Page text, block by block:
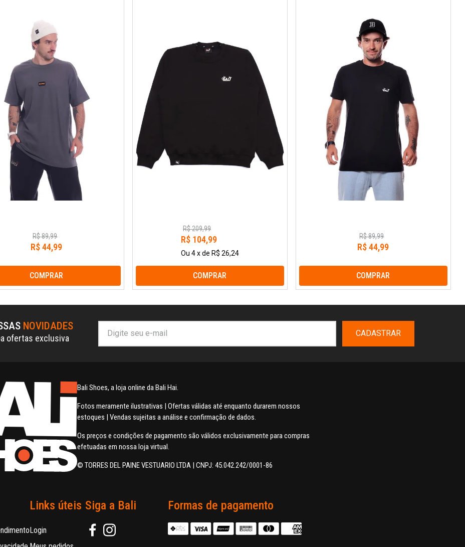
R$89,99
R$ 44,99
COMPRAR
R$209,99
R$ 104,99
Ou 4xde R$ 26,24
COMPRAR
R$89,99
R$ 44,99
COMPRAR
NOVIDADES
ofertas exclusiva CADASTRAR
Bali Shoes, a loja online da Bali Hai.
Fotos meramente ilustrativas | Ofertas válidas até enquanto durarem nossos
estoques | Vendas sujeitas a análise e confirmação de dados.
Os preços e condições de pagamento são válidos exclusivamente para compras
efetuadas em nossa loja virtual.
© TORRES DEL PAINE VESTUARIO LTDA | CNPJ: 45.042.242/0001-86
Links úteis
Login
Siga a Bali Formas de pagamento